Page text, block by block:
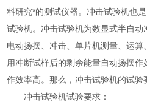
料研究*的测试仪器。冲击试验机也
试验机。冲击试验机为数显式半自动
电动扬摆、冲击、单片机测量、运算
用冲断试样后的剩余能量自动扬摆
作效率高。那么，冲击试验机的试验
冲击试验机试验要求：